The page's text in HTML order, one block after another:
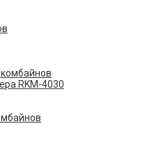
RKM-4030